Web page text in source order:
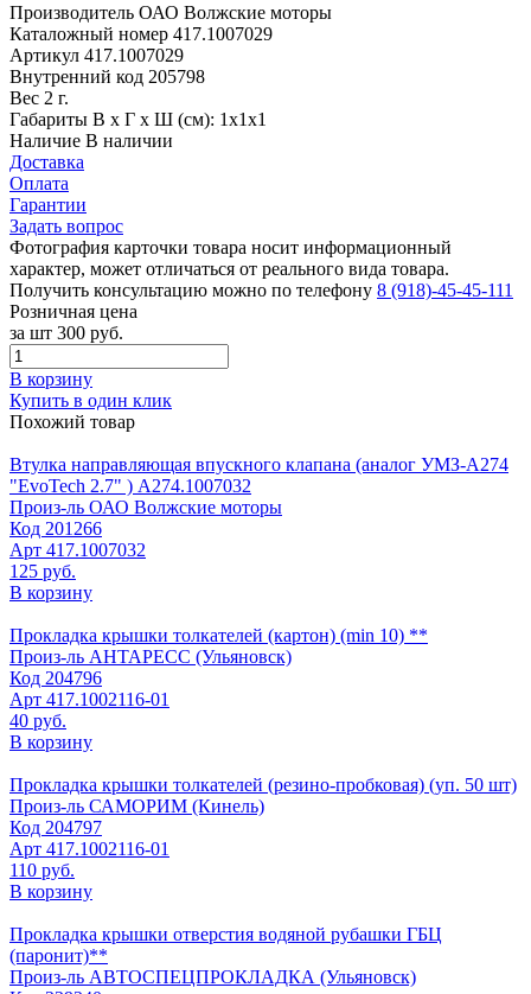
Производитель ОАО Волжские моторы
Каталожный номер 417.1007029
Артикул 417.1007029
Внутренний код 205798
Вес 2 г.
Габариты В х Г х Ш (см): 1х1х1
Наличие В наличии
Доставка
Оплата
Гарантии
Задать вопрос
Фотография карточки товара носит информационный
характер, может отличаться от реального вида товара.
Получить консультацию можно по телефону 8 (918)-45-45-111
Розничная цена
за шт 300 руб.
В корзину
Купить в один клик
Похожий товар
Втулка направляющая впускного клапана (аналог УМЗ-А274
"EvoTech 2.7" ) А274.1007032
Произ-ль ОАО Волжские моторы
Код 201266
Арт 417.1007032
125 руб.
В корзину
Прокладка крышки толкателей (картон) (min 10) **
Произ-ль АНТАРЕСС (Ульяновск)
Код 204796
Арт 417.1002116-01
40 руб.
В корзину
Прокладка крышки толкателей (резино-пробковая) (уп. 50 шт)
Произ-ль САМОРИМ (Кинель)
Код 204797
Арт 417.1002116-01
110 руб.
В корзину
Прокладка крышки отверстия водяной рубашки ГБЦ
(паронит)**
Произ-ль АВТОСПЕЦПРОКЛАДКА (Ульяновск)